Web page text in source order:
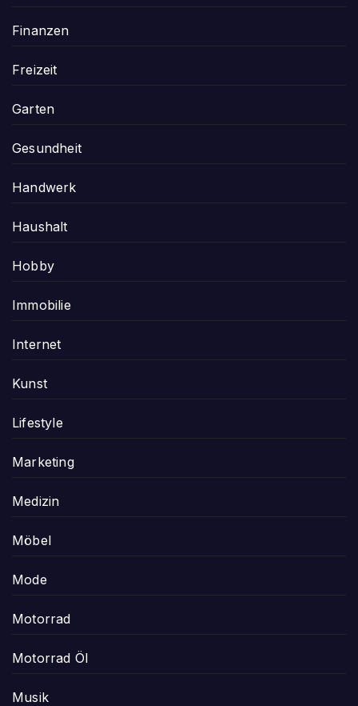
Finanzen
Freizeit
Garten
Gesundheit
Handwerk
Haushalt
Hobby
Immobilie
Internet
Kunst
Lifestyle
Marketing
Medizin
Möbel
Mode
Motorrad
Motorrad Öl
Musik